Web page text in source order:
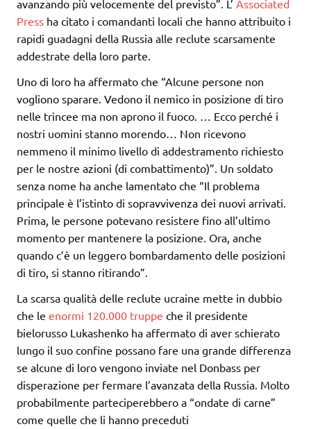
avanzando più velocemente del previsto”. L’ Associated
Press ha citato i comandanti locali che hanno attribuito i
rapidi guadagni della Russia alle reclute scarsamente
addestrate della loro parte.
Uno di loro ha affermato che “Alcune persone non
vogliono sparare. Vedono il nemico in posizione di tiro
nelle trincee ma non aprono il fuoco. … Ecco perché i
nostri uomini stanno morendo… Non ricevono
nemmeno il minimo livello di addestramento richiesto
per le nostre azioni (di combattimento)”. Un soldato
senza nome ha anche lamentato che “Il problema
principale è l’istinto di sopravvivenza dei nuovi arrivati.
Prima, le persone potevano resistere fino all’ultimo
momento per mantenere la posizione. Ora, anche
quando c’è un leggero bombardamento delle posizioni
di tiro, si stanno ritirando”.
La scarsa qualità delle reclute ucraine mette in dubbio
che le enormi 120.000 truppe che il presidente
bielorusso Lukashenko ha affermato di aver schierato
lungo il suo confine possano fare una grande differenza
se alcune di loro vengono inviate nel Donbass per
disperazione per fermare l’avanzata della Russia. Molto
probabilmente parteciperebbero a “ondate di carne”
come quelle che li hanno preceduti